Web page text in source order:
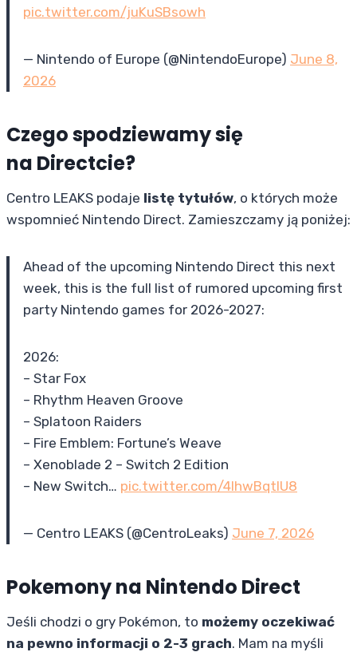
pic.twitter.com/juKuSBsowh
— Nintendo of Europe (@NintendoEurope) June 8,
2026
Czego spodziewamy się
na Directcie?
Centro LEAKS podaje listę tytułów, o których może
wspomnieć Nintendo Direct. Zamieszczamy ją poniżej:
Ahead of the upcoming Nintendo Direct this next
week, this is the full list of rumored upcoming first
party Nintendo games for 2026-2027:
2026:
– Star Fox
– Rhythm Heaven Groove
– Splatoon Raiders
– Fire Emblem: Fortune’s Weave
– Xenoblade 2 – Switch 2 Edition
– New Switch… pic.twitter.com/4IhwBqtIU8
— Centro LEAKS (@CentroLeaks) June 7, 2026
Pokemony na Nintendo Direct
Jeśli chodzi o gry Pokémon, to możemy oczekiwać
na pewno informacji o 2-3 grach. Mam na myśli